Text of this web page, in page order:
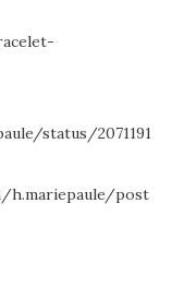
status/2071191
h.mariepaule/post